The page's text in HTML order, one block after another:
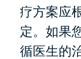
疗方案应
定。如果
循医生的